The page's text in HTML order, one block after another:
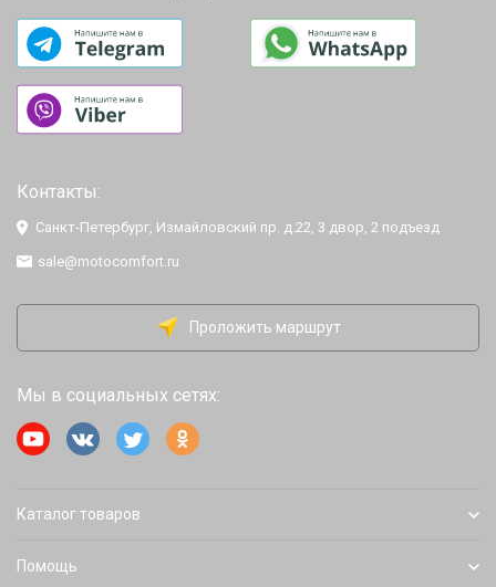
Контакты:
Санкт-Петербург, Измайловский пр. д.22, 3 двор, 2 подъезд
sale@motocomfort.ru
Проложить маршрут
Мы в социальных сетях:
Каталог товаров
Помощь